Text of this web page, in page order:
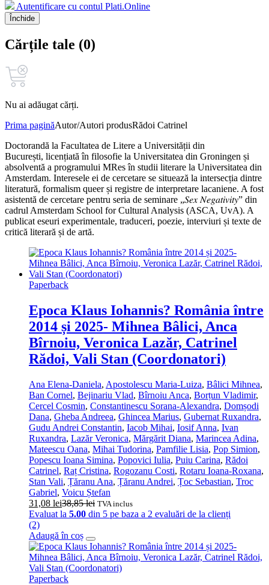
Autentificare cu contul Plati.Online
Închide
Cărțile tale (0)
Nu ai adăugat cărți.
Prima paginăAutor/Autori produsRădoi Catrinel
Doctorandă la Facultatea de Litere a Universității din
București, licențiată în filosofie la Universitatea din Groningen și
absolventă a programului MRes în studii literare la Universitatea din
Amsterdam. Interesele ei de cercetare se situează la intersecția dintre
literatură, formalism queer și registre de interpretare lacaniene. A fost
asistentă de cercetare pentru seria de seminare „𝑆𝑒𝑥 𝑁𝑒𝑔𝑎𝑡𝑖𝑣𝑖𝑡𝑦” din
cadrul Amsterdam School for Cultural Analysis (ASCA, UvA). A
publicat eseuri experimentale, traduceri, poezie, interviuri și texte de
critică literară și de artă.
Paperback
Epoca Klaus Iohannis? România între
2014 și 2025- Mihnea Bâlici, Anca
Bîrnoiu, Veronica Lazăr, Catrinel
Rădoi, Vali Stan (Coordonatori)
Ana Elena-Daniela, Apostolescu Maria-Luiza, Bâlici Mihnea,
Ban Cornel, Bejinariu Vlad, Bîrnoiu Anca, Borțun Vladimir,
Cercel Cosmin, Constantinescu Sorana-Alexandra, Domșodi
Dana, Gheba Andreea, Ghincea Marius, Gubernat Ruxandra,
Gudu Andrei Constantin, Iacob Mihai, Iosif Anna, Ivan
Ruxandra, Lazăr Veronica, Mărgărit Diana, Marincea Adina,
Mateescu Oana, Mihai Tudorina, Pamfilie Lisia, Pop Simion,
Popescu Ioana Simina, Popovici Iulia, Puiu Carina, Rădoi
Catrinel, Raț Cristina, Rogozanu Costi, Rotaru Ioana-Roxana,
Stan Vali, Țăranu Ana, Țăranu Andrei, Țoc Sebastian, Troc
Gabriel, Voicu Ștefan
31,08 lei38,85lei TVA inclus
Evaluat la 5.00 din 5 pe baza a 2 evaluări de la clienți
(2)
Adaugă în coș
Paperback